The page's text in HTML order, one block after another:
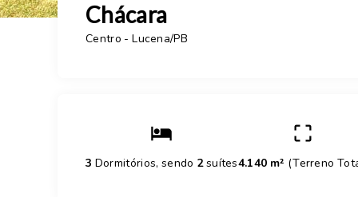
Chácara
Centro - Lucena/PB
3 Dormitórios, sendo 2suítes4.140 m² (Terreno